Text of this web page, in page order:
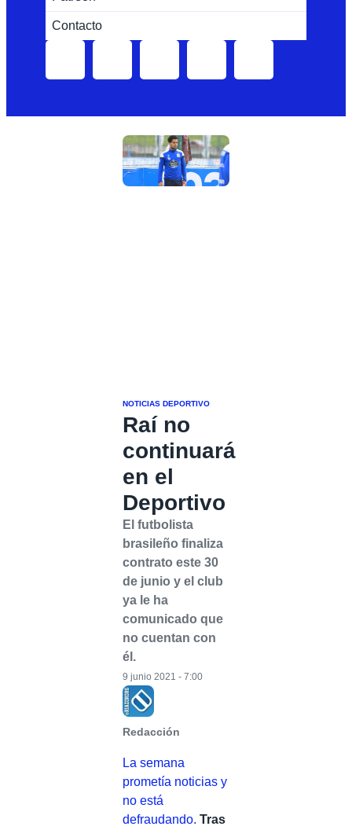
Contacto
NOTICIAS DEPORTIVO
Raí no
continuará
en el
Deportivo
El futbolista
brasileño finaliza
contrato este 30
de junio y el club
ya le ha
comunicado que
no cuentan con
él.
Redacción
9 junio 2021 - 7:00
La semana
prometía noticias y
no está
defraudando. Tras